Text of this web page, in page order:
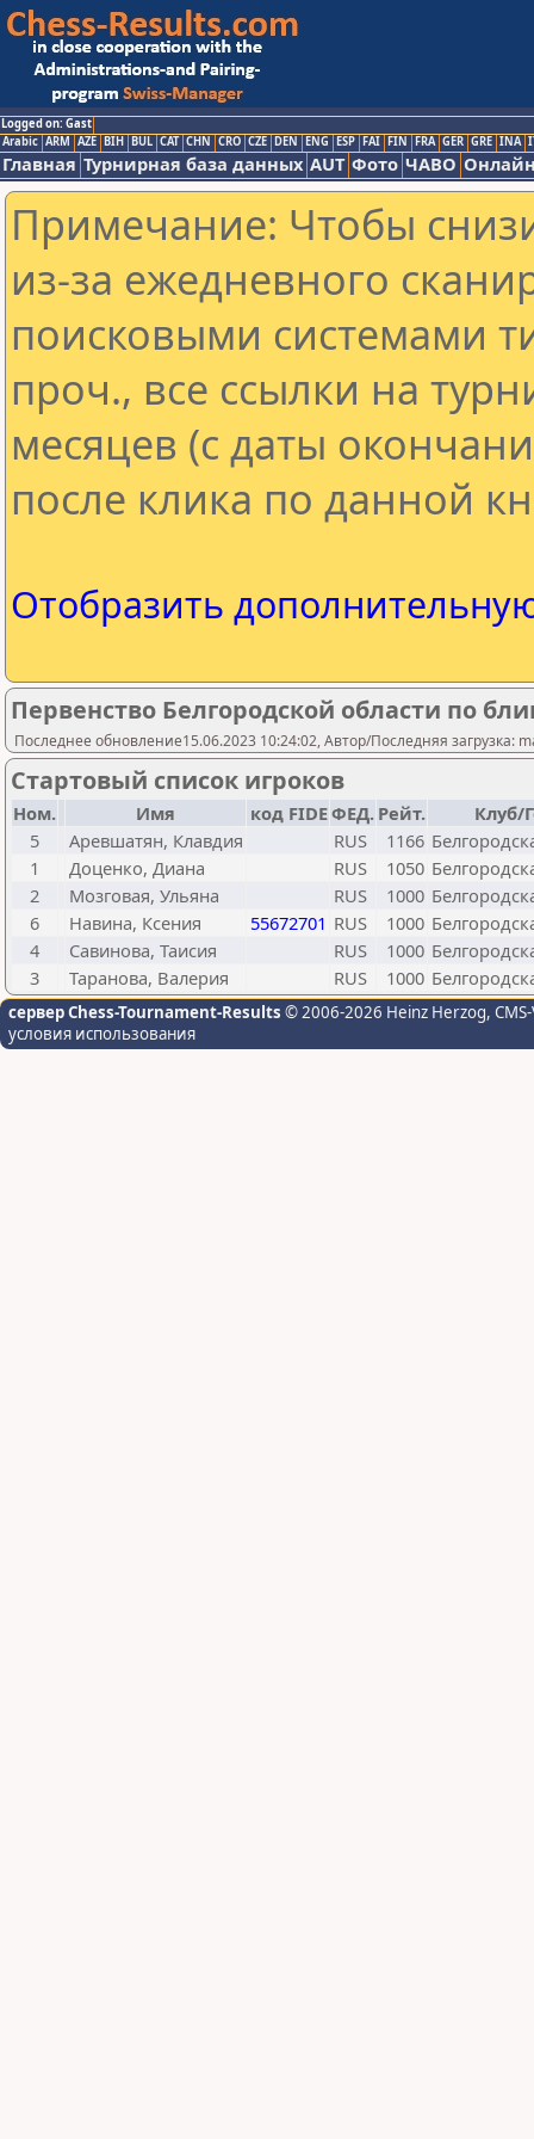
Logged on: Gast
Arabic ARM AZE BIH BUL CAT CHN CRO CZE DEN ENG ESP FAI FIN FRA GER GRE INA
Главная Турнирная база данных AUT Фото ЧАВО
Примечание: Чтобы
из-за ежедневного
поисковыми системами
проч., все ссылки на
месяцев (с даты
после клика по данной
Отобразить
Первенство Белгородской области по
Последнее обновление15.06.2023 10:24:02, Автор/Последняя загрузка:
Стартовый список игроков
Ном. Имя код FIDEФЕД. Рейт.
Клуб/
5
Аревшатян, Клавдия RUS 1166
1
Доценко, Диана RUS 1050
2
Мозговая, Ульяна RUS 1000
6
Навина, Ксения 55672701 RUS 1000
4
Савинова, Таисия RUS 1000
3
Таранова, Валерия RUS 1000
сервер Chess-Tournament-Results © 2006-2026 Heinz Herzog,
условия использования